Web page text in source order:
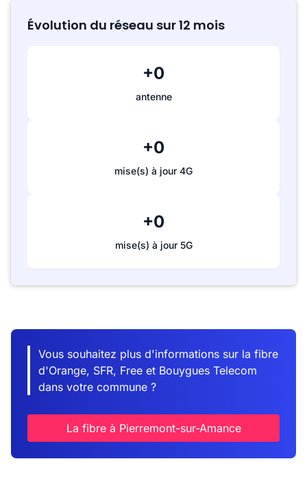
Évolution du réseau sur 12 mois
+0
antenne
+0
mise(s) à jour 4G
+0
mise(s) à jour 5G
Vous souhaitez plus d'informations sur la fibre
d'Orange, SFR, Free et Bouygues Telecom
dans votre commune ?
La fibre à Pierremont-sur-Amance